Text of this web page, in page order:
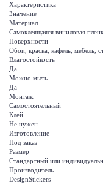
Характеристика
Значение
Материал
Самоклеящаяся виниловая
Поверхности
Обои, краска, кафель, мебель,
Влагостойкость
Да
Можно мыть
Да
Монтаж
Самостоятельный
Клей
Не нужен
Изготовление
Под заказ
Размер
Стандартный или
Производитель
DesignStickers